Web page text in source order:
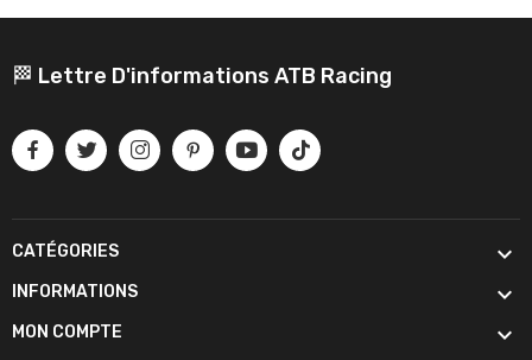
🏁 Lettre D'informations ATB Racing
CATÉGORIES 
INFORMATIONS 
MON COMPTE 